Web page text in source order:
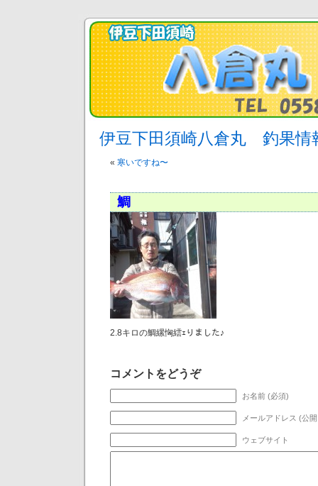
伊豆下田須崎八倉丸 釣果情
« 寒いですね〜
鯛
2.8キロの鯛縲恟繧ｪりました♪
コメントをどうぞ
お名前 (必須)
メールアドレス (公
ウェブサイト